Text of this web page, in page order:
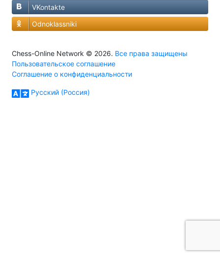
VKontakte
Odnoklassniki
Chess-Online Network © 2026. Все права защищены
Пользовательское соглашение
Соглашение о конфиденциальности
Русский (Россия)